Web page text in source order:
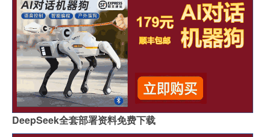
DeepSeek全套部署资料免费下载